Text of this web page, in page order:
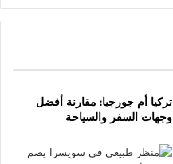
تركيا أم جورجيا: مقارنة أفضل
وجهات السفر والسياحة